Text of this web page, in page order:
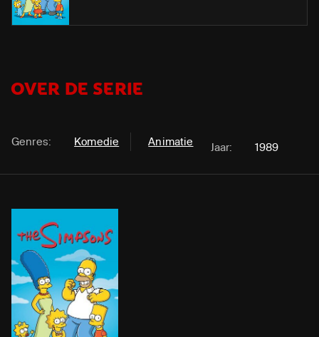
OVER DE SERIE
Genres: Komedie Animatie Jaar: 1989